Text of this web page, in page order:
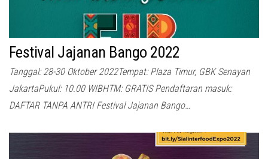
Festival Jajanan Bango 2022
Tanggal: 28-30 Oktober 2022Tempat: Plaza Timur, GBK Senayan
JakartaPukul: 10.00 WIBHTM: GRATIS Pendaftaran masuk:
DAFTAR TANPA ANTRI Festival Jajanan Bango…